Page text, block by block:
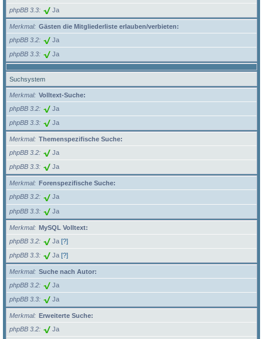
phpBB 3.3 Ja
Merkmal
Gästen die Mitgliederliste erlauben/verbieten:
phpBB 3.2
Ja
phpBB 3.3 Ja
Suchsystem
Merkmal
Volltext-Suche:
phpBB 3.2
Ja
phpBB 3.3 Ja
Merkmal
Themenspezifische Suche:
phpBB 3.2
Ja
phpBB 3.3 Ja
Merkmal
Forenspezifische Suche:
phpBB 3.2
Ja
phpBB 3.3 Ja
Merkmal
MySQL Volltext:
phpBB 3.2
Ja [?]
phpBB 3.3 Ja [?]
Merkmal
Suche nach Autor:
phpBB 3.2
Ja
phpBB 3.3 Ja
Merkmal
Erweiterte Suche:
phpBB 3.2
Ja